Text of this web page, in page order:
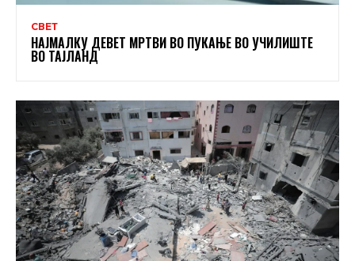
СВЕТ
НАЈМАЛКУ ДЕВЕТ МРТВИ ВО ПУКАЊЕ ВО УЧИЛИШТЕ
ВО ТАЈЛАНД